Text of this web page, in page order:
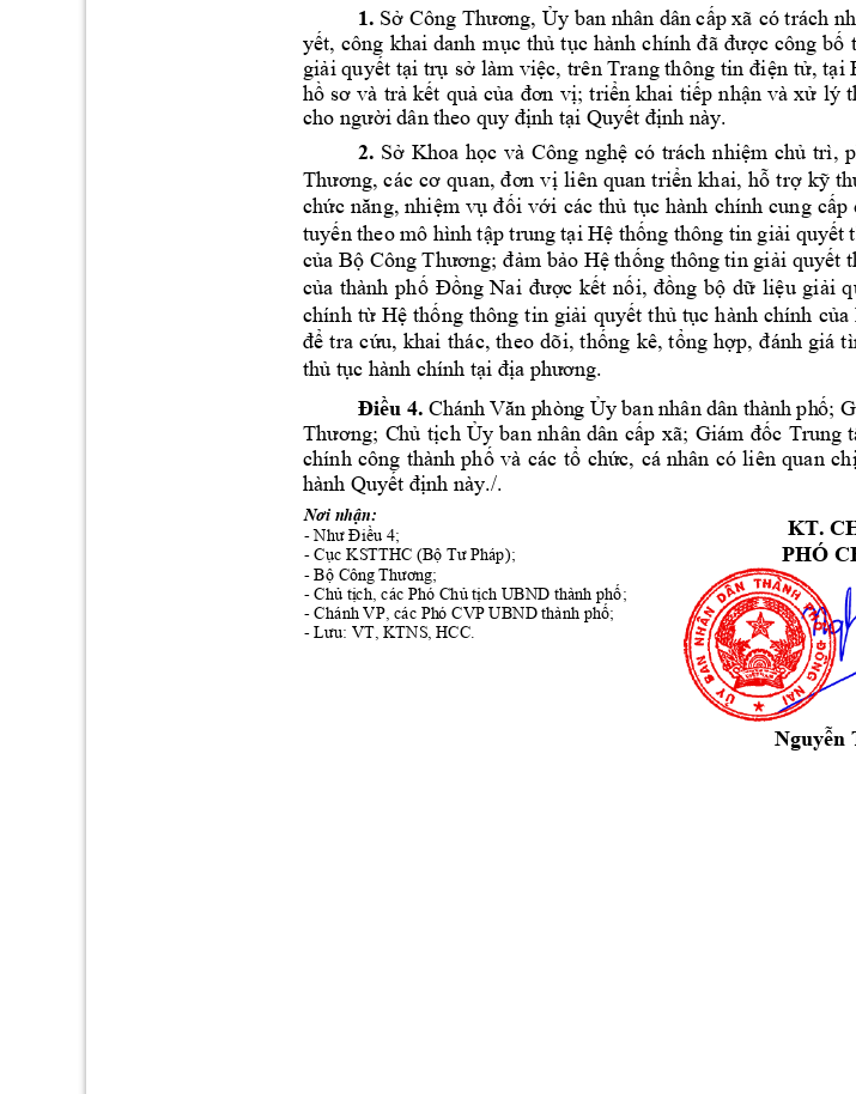
1. Sở Công Thương, Ủy ban nhân dân cấp xã có trách
yết, công khai danh mục thủ tục hành chính đã được công bố
giải quyết tại trụ sở làm việc, trên Trang thông tin điện tử, tại
hồ sơ và trả kết quả của đơn vị; triển khai tiếp nhận và xử lý
cho người dân theo quy định tại Quyết định này.
2. Sở Khoa học và Công nghệ có trách nhiệm chủ trì, p
Thương, các cơ quan, đơn vị liên quan triển khai, hỗ trợ kỹ
chức năng, nhiệm vụ đối với các thủ tục hành chính cung cấp
tuyến theo mô hình tập trung tại Hệ thống thông tin giải quyết
của Bộ Công Thương; đảm bảo Hệ thống thông tin giải quyết
của thành phố Đồng Nai được kết nối, đồng bộ dữ liệu giải
chính từ Hệ thống thông tin giải quyết thủ tục hành chính của
để tra cứu, khai thác, theo dõi, thống kê, tổng hợp, đánh giá
thủ tục hành chính tại địa phương.
Điều 4. Chánh Văn phòng Ủy ban nhân dân thành phố; G
Thương; Chủ tịch Ủy ban nhân dân cấp xã; Giám đốc Trung
chính công thành phố và các tổ chức, cá nhân có liên quan chị
hành Quyết định này./.
Nơi nhận:
- Như Điều 4;
- Cục KSTTHC (Bộ Tư Pháp);
- Bộ Công Thương;
- Chủ tịch, các Phó Chủ tịch UBND thành phố;
- Chánh VP, các Phó CVP UBND thành phố;
- Lưu: VT, KTNS, HCC.
KT.
PHÓ
Nguyễn